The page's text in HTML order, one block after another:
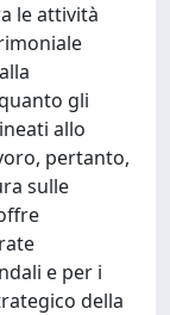
le attività
gli
allo
pertanto,
sulle
e per i
della